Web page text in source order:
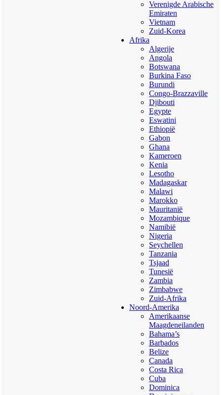
Verenigde Arabische
Emiraten
Vietnam
Zuid-Korea
Afrika
Algerije
Angola
Botswana
Burkina Faso
Burundi
Congo-Brazzaville
Djibouti
Egypte
Eswatini
Ethiopië
Gabon
Ghana
Kameroen
Kenia
Lesotho
Madagaskar
Malawi
Marokko
Mauritanië
Mozambique
Namibië
Nigeria
Seychellen
Tanzania
Tsjaad
Tunesië
Zambia
Zimbabwe
Zuid-Afrika
Noord-Amerika
Amerikaanse
Maagdeneilanden
Bahama’s
Barbados
Belize
Canada
Costa Rica
Cuba
Dominica